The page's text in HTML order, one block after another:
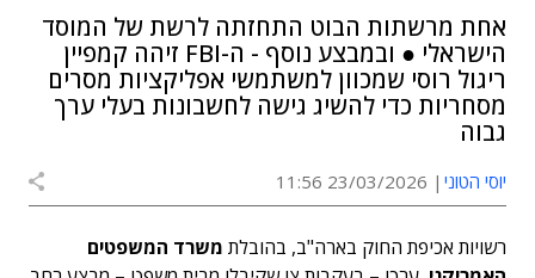
אחת מרשתות הבוט התחזתה לרשת של המוסד
הישראלי ● ובמבצע נוסף - ה-FBI זיהה קמפיין
ריגול רוסי שמכוון למשתמשי אפליקציות מסרים
מסחריות כדי להשיג גישה לחשבונות בעלי ערך
גבוה
יוסי הטוני 23/03/2026 11:56
רשויות אכיפת החוק בארה"ב, בהובלת משרד המשפטים